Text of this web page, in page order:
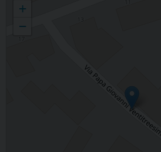
+
−